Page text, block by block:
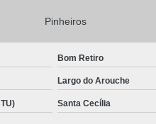
de Vinho
Conserto
e Conserto Geladeira
Expositora de
Conserto e
de Geladeira
Pinheiros
Bom Retiro
Largo do Arouche
Santa Cecília